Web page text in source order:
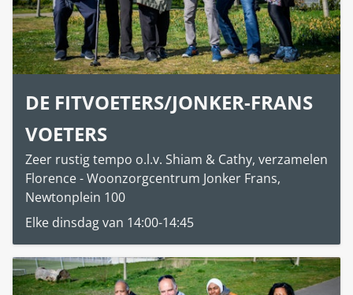
DE FITVOETERS/JONKER-FRANS
VOETERS
Zeer rustig tempo o.l.v. Shiam & Cathy, verzamelen
Florence - Woonzorgcentrum Jonker Frans,
Newtonplein 100
Elke dinsdag van 14:00-14:45